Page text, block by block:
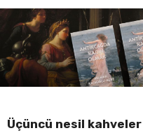
Üçüncü nesil